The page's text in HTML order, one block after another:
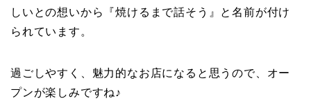
しいとの想いから『焼けるまで話そう』と名前が付け
られています。
過ごしやすく、魅力的なお店になると思うので、オー
プンが楽しみですね♪